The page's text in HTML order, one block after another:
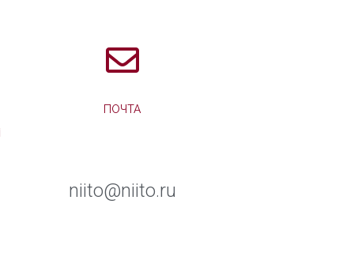
ПОЧТА
niito@niito.ru